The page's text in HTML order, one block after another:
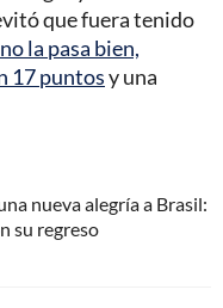
que fuera tenido
la pasa bien,
17 puntosy una
nueva alegría a Brasil:
su regreso